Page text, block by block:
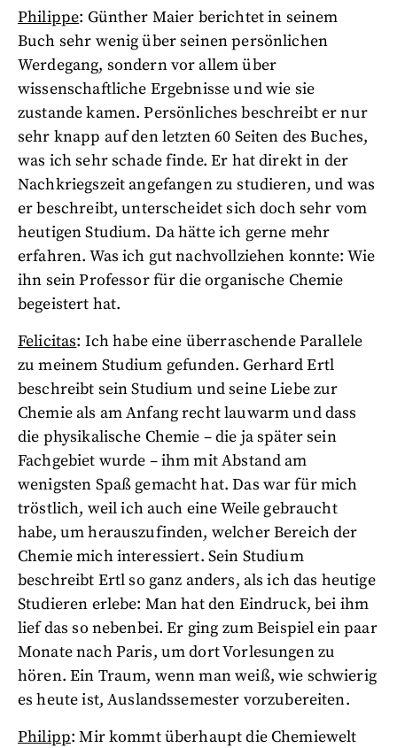
Philippe: Günther Maier berichtet in seinem
Buch sehr wenig über seinen persönlichen
Werdegang, sondern vor allem über
wissenschaftliche Ergebnisse und wie sie
zustande kamen. Persönliches beschreibt er nur
sehr knapp auf den letzten 60 Seiten des Buches,
was ich sehr schade finde. Er hat direkt in der
Nachkriegszeit angefangen zu studieren, und was
er beschreibt, unterscheidet sich doch sehr vom
heutigen Studium. Da hätte ich gerne mehr
erfahren. Was ich gut nachvollziehen konnte: Wie
ihn sein Professor für die organische Chemie
begeistert hat.
Felicitas: Ich habe eine überraschende Parallele
zu meinem Studium gefunden. Gerhard Ertl
beschreibt sein Studium und seine Liebe zur
Chemie als am Anfang recht lauwarm und dass
die physikalische Chemie – die ja später sein
Fachgebiet wurde – ihm mit Abstand am
wenigsten Spaß gemacht hat. Das war für mich
tröstlich, weil ich auch eine Weile gebraucht
habe, um herauszufinden, welcher Bereich der
Chemie mich interessiert. Sein Studium
beschreibt Ertl so ganz anders, als ich das heutige
Studieren erlebe: Man hat den Eindruck, bei ihm
lief das so nebenbei. Er ging zum Beispiel ein paar
Monate nach Paris, um dort Vorlesungen zu
hören. Ein Traum, wenn man weiß, wie schwierig
es heute ist, Auslandssemester vorzubereiten.
Philipp: Mir kommt überhaupt die Chemiewelt